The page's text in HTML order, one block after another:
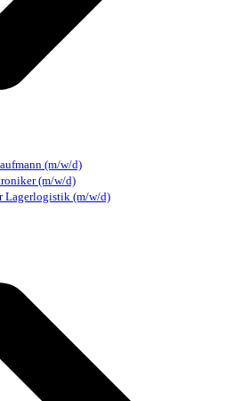
(m/w/d)
(m/w/d)
Lagerlogistik (m/w/d)